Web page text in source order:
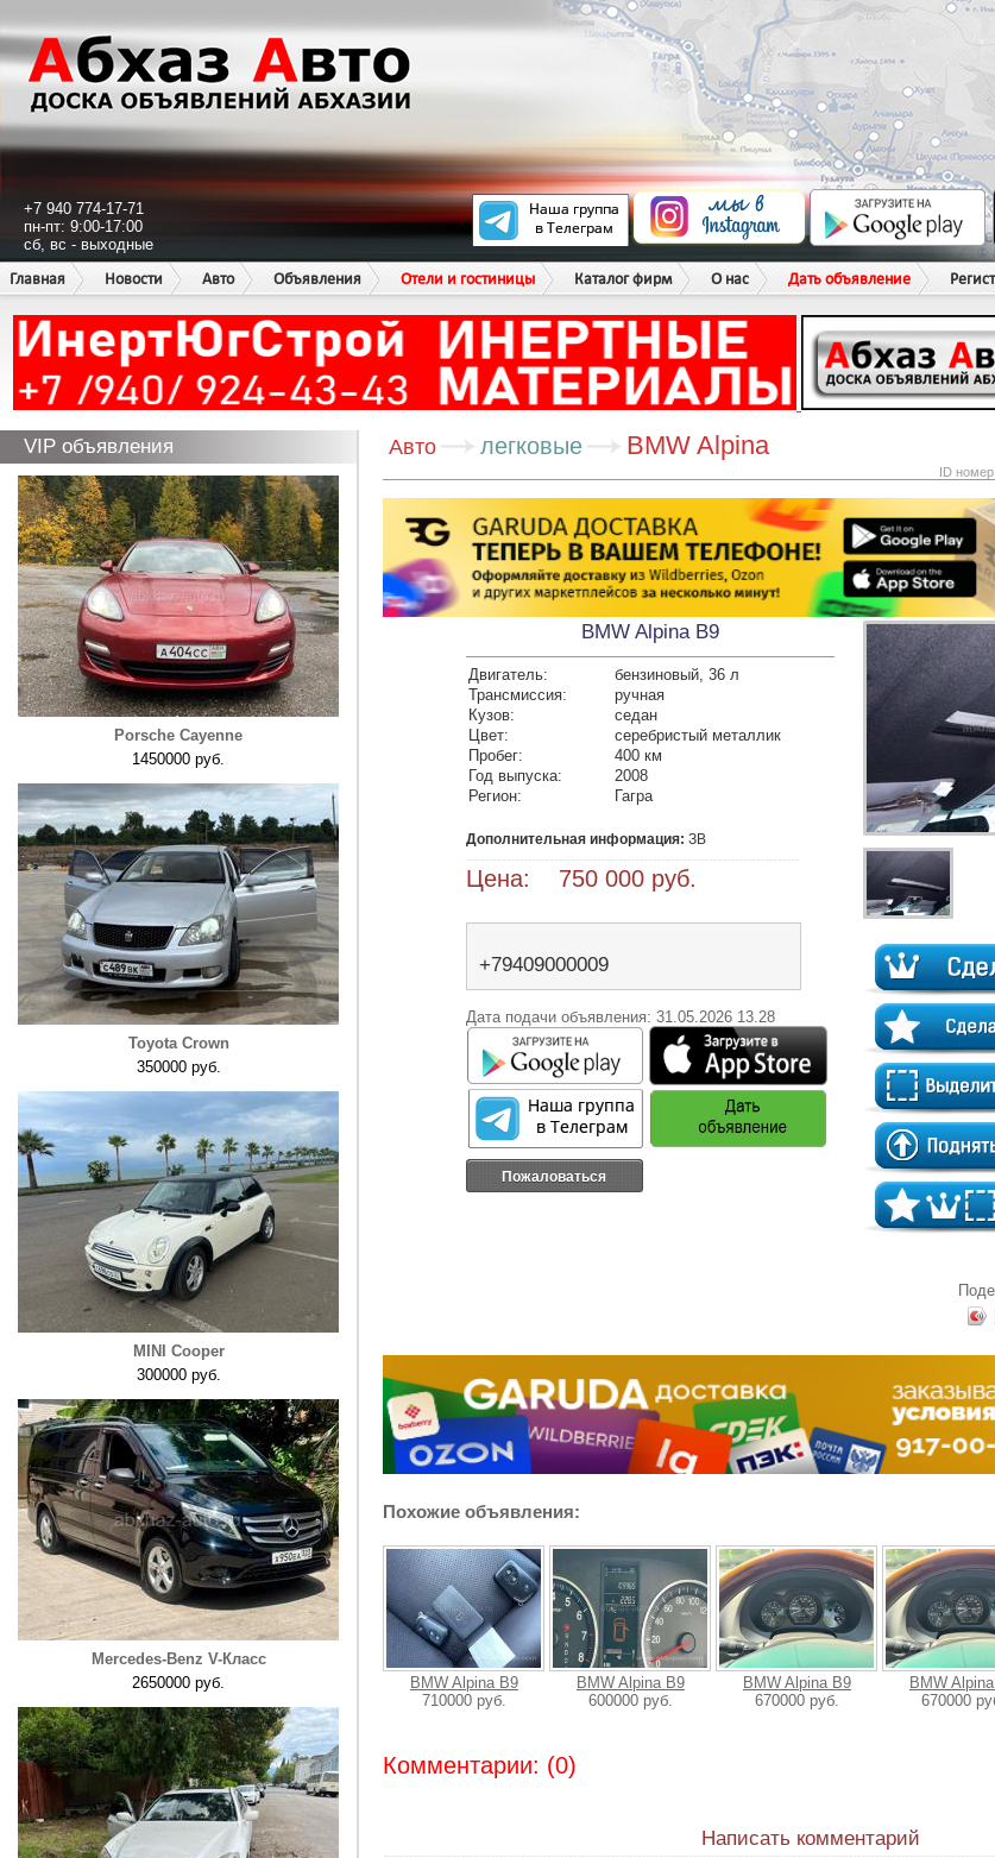
+7 940 774-17-71
пн-пт: 9:00-17:00
сб, вс - выходные
Главная
Новости Авто Объявления Отели и гостиницы Каталог фирм О нас Дать объявление
VIP объявления
Porsche Cayenne
1450000 руб.
Toyota Crown
350000 руб.
MINI Cooper
300000 руб.
Mercedes-Benz V-Класс
2650000 руб.
Авто легковые BMW Alpina
ID
BMW Alpina B9
Двигатель:
бензиновый, 36 л
Трансмиссия:
ручная
Кузов:
седан
Цвет:
серебристый металлик
Пробег:
400 км
Год выпуска:
2008
Регион:
Гагра
Дополнительная информация:
Цена: 750 000 руб.
+79409000009
Дата подачи объявления: 31.05.2026 13.28
Пожаловаться
Похожие объявления:
BMW Alpina B9
710000 руб.
BMW Alpina B9
600000 руб.
BMW Alpina B9
670000 руб.
BMW
670000
Комментарии: (0)
Написать комментарий